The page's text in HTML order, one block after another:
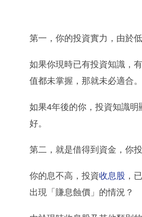
第一，你的投資實力，由於
如果你現時已有投資知識，
值都未掌握，那就未必適合。
如果4年後的你，投資知識
好。
第二，就是借得到資金，你
你的息不高，投資收息股 ，
出現「賺息蝕價」的情況？